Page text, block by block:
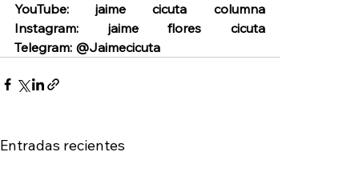
YouTube: jaime cicuta columna
Instagram: jaime flores cicuta
Telegram: @Jaimecicuta
Entradas recientes